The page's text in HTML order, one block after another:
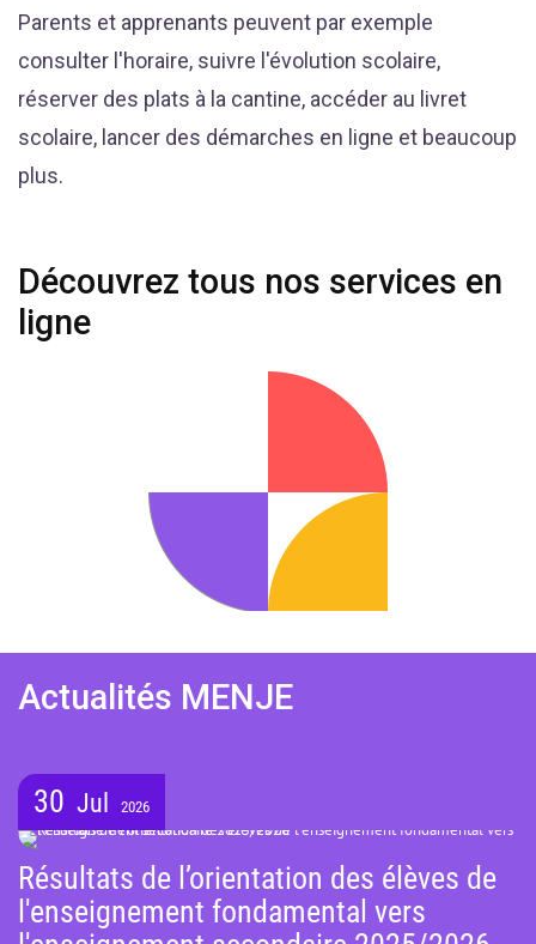
Parents et apprenants peuvent par exemple
consulter l'horaire, suivre l'évolution scolaire,
réserver des plats à la cantine, accéder au livret
scolaire, lancer des démarches en ligne et beaucoup
plus.
Découvrez tous nos services en
ligne
Actualités MENJE
30 Jul 2026
Résultats de l’orientation des élèves de
l'enseignement fondamental vers